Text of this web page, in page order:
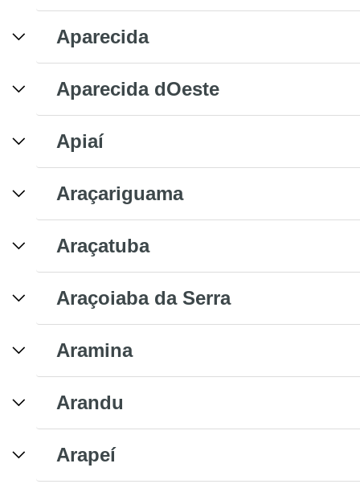
Aparecida
Aparecida dOeste
Apiaí
Araçariguama
Araçatuba
Araçoiaba da Serra
Aramina
Arandu
Arapeí